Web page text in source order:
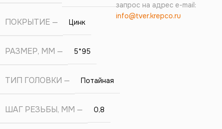
запрос на адрес e-mail:
info@tver.krepco.ru
ПОКРЫТИЕ Цинк
РАЗМЕР, ММ 5*95
ТИП ГОЛОВКИ Потайная
ШАГ РЕЗЬБЫ, ММ 0,8